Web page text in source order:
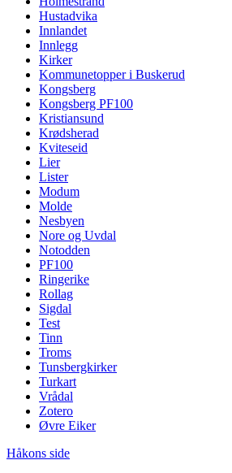
Hustadvika
Innlandet
Innlegg
Kirker
Kommunetopper i Buskerud
Kongsberg
Kongsberg PF100
Kristiansund
Krødsherad
Kviteseid
Lier
Lister
Modum
Molde
Nesbyen
Nore og Uvdal
Notodden
PF100
Ringerike
Rollag
Sigdal
Test
Tinn
Troms
Tunsbergkirker
Turkart
Vrådal
Zotero
Øvre Eiker
Håkons side